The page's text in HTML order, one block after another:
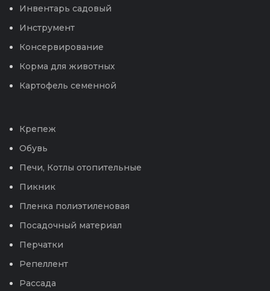
Инвентарь садовый
Инструмент
Консервирование
Корма для животных
Картофель семенной
Крепеж
Обувь
Печи, Котлы отопительные
Пикник
Пленка полиэтиленовая
Посадочный материал
Перчатки
Репеллент
Рассада